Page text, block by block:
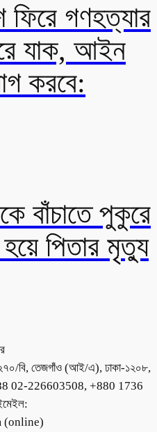
ফিরে গণহত্যার
যাক, আইন
করবে:
বাঁচাতে পুকুরে
হয়ে পিতার মৃত্যু
২৭০/বি, তেজগাঁও (আই/এ), ঢাকা-১২০৮,
02-226603508, +880 1736
(online)